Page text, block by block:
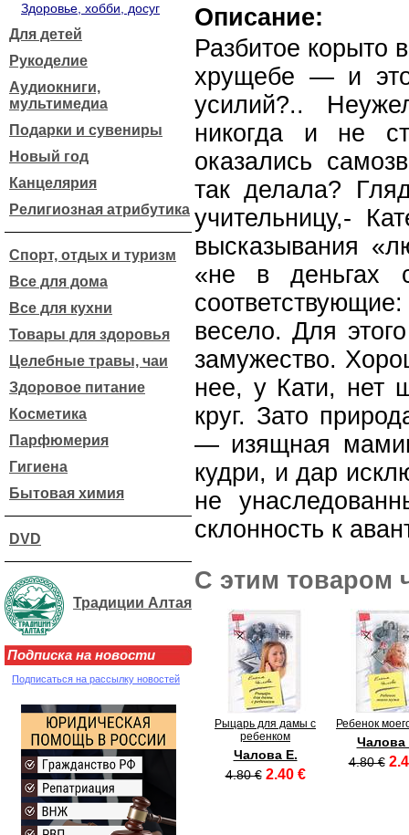
Здоровье, хобби, досуг
Для детей
Рукоделие
Аудиокниги,
мультимедиа
Подарки и сувениры
Новый год
Канцелярия
Религиозная атрибутика
Спорт, отдых и туризм
Все для дома
Все для кухни
Товары для здоровья
Целебные травы, чаи
Здоровое питание
Косметика
Парфюмерия
Гигиена
Бытовая химия
DVD
Традиции Алтая
Подписка на новости
Подписаться на рассылку новостей
Описание:
Разбитое корыто
хрущебе — и это
усилий?..
никогда и не
оказались
так делала?
учительницу,-
высказывания
«не в деньгах
весело. Для
замужество.
нее, у Кати, нет
круг. Зато
— изящная
кудри, и дар
не
склонность к
С этим товаром
Рыцарь для дамы с
ребенком
Чалова Е.
4.80 € 2.40 €
Ребенок
Чалова
4.80 €